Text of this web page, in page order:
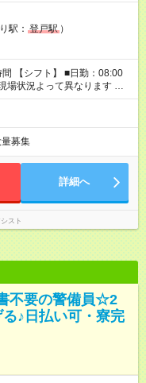
渡しです♪ ■残業手当
ど 【試用期間】
駅： 登戸駅 ）
【シフト】 ■日勤：08:00
状況よって異なります ※早
☆現場
ご希望の方は「日勤＋夜
05:00 ※現場状況よって異
もあり ☆週3～勤務
全額保証！ ☆ご希望の方は
募集
詳細へ
スト
不要の警備員☆2
♪日払い可・寮完